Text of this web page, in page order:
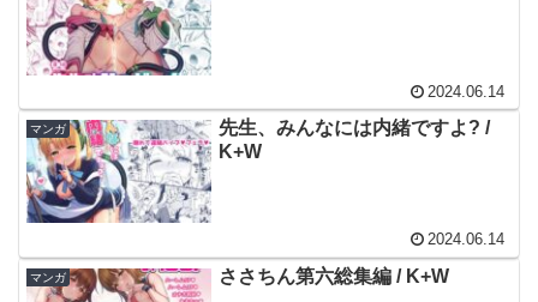
2024.06.14
マンガ
先生、みんなには内緒ですよ? /
K+W
2024.06.14
マンガ ささちん第六総集編 / K+W